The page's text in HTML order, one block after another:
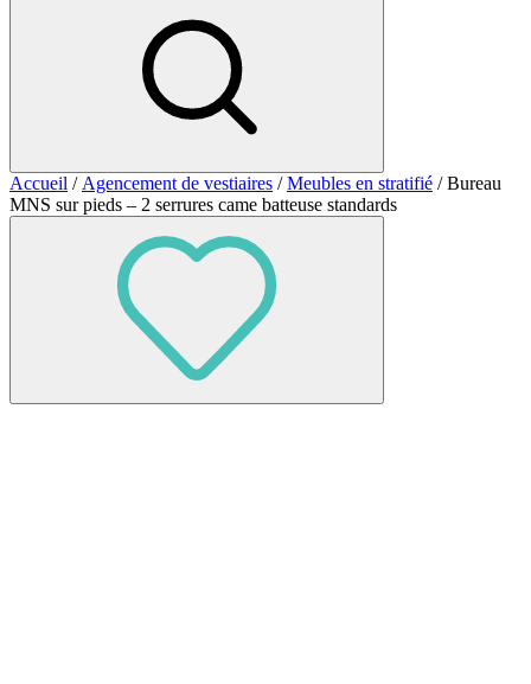
Accueil / Agencement de vestiaires /Meubles en stratifié / Bureau
MNS sur pieds – 2 serrures came batteuse standards